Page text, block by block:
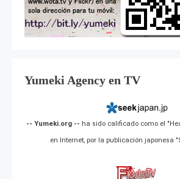
Yumeki Agency en TV
-- Yumeki.org -- ha sido calificado como el
en Internet, por la publicación japonesa